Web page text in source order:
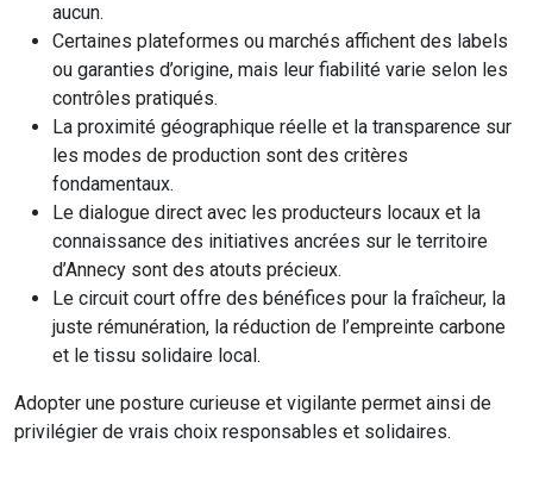
aucun.
Certaines plateformes ou marchés affichent des labels
ou garanties d’origine, mais leur fiabilité varie selon les
contrôles pratiqués.
La proximité géographique réelle et la transparence sur
les modes de production sont des critères
fondamentaux.
Le dialogue direct avec les producteurs locaux et la
connaissance des initiatives ancrées sur le territoire
d’Annecy sont des atouts précieux.
Le circuit court offre des bénéfices pour la fraîcheur, la
juste rémunération, la réduction de l’empreinte carbone
et le tissu solidaire local.
Adopter une posture curieuse et vigilante permet ainsi de
privilégier de vrais choix responsables et solidaires.